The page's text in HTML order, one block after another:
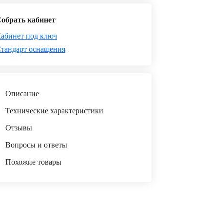
кабинет
под ключ
оснащения
Описание
Технические характеристики
Отзывы
Вопросы и ответы
Похожие товары